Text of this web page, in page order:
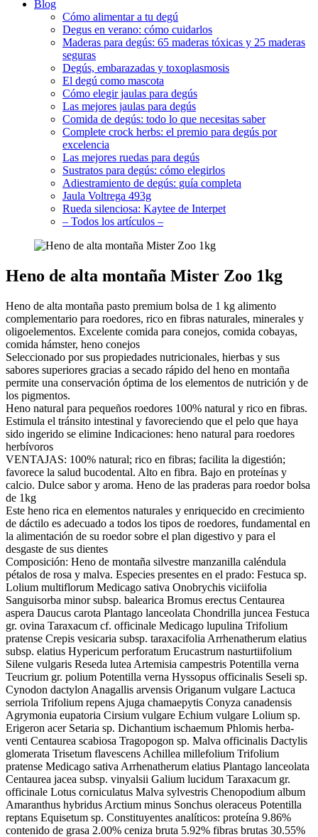
Blog
Cómo alimentar a tu degú
Degus en verano: cómo cuidarlos
Maderas para degús: 65 maderas tóxicas y 25 maderas
seguras
Degús, embarazadas y toxoplasmosis
El degú como mascota
Cómo elegir jaulas para degús
Las mejores jaulas para degús
Comida de degús: todo lo que necesitas saber
Complete crock herbs: el premio para degús por
excelencia
Las mejores ruedas para degús
Sustratos para degús: cómo elegirlos
Adiestramiento de degús: guía completa
Jaula Voltrega 493g
Rueda silenciosa: Kaytee de Interpet
– Todos los artículos –
Heno de alta montaña Mister Zoo 1kg
Heno de alta montaña pasto premium bolsa de 1 kg alimento
complementario para roedores, rico en fibras naturales, minerales y
oligoelementos. Excelente comida para conejos, comida cobayas,
comida hámster, heno conejos
Seleccionado por sus propiedades nutricionales, hierbas y sus
sabores superiores gracias a secado rápido del heno en montaña
permite una conservación óptima de los elementos de nutrición y de
los pigmentos.
Heno natural para pequeños roedores 100% natural y rico en fibras.
Estimula el tránsito intestinal y favoreciendo que el pelo que haya
sido ingerido se elimine Indicaciones: heno natural para roedores
herbívoros
VENTAJAS: 100% natural; rico en fibras; facilita la digestión;
favorece la salud bucodental. Alto en fibra. Bajo en proteínas y
calcio. Dulce sabor y aroma. Heno de las praderas para roedor bolsa
de 1kg
Este heno rica en elementos naturales y enriquecido en crecimiento
de dáctilo es adecuado a todos los tipos de roedores, fundamental en
la alimentación de su roedor sobre el plan digestivo y para el
desgaste de sus dientes
Composición: Heno de montaña silvestre manzanilla caléndula
pétalos de rosa y malva. Especies presentes en el prado: Festuca sp.
Lolium multiflorum Medicago sativa Onobrychis viciifolia
Sanguisorba minor subsp. balearica Bromus erectus Centaurea
aspera Daucus carota Plantago lanceolata Chondrilla juncea Festuca
gr. ovina Taraxacum cf. officinale Medicago lupulina Trifolium
pratense Crepis vesicaria subsp. taraxacifolia Arrhenatherum elatius
subsp. elatius Hypericum perforatum Erucastrum nasturtiifolium
Silene vulgaris Reseda lutea Artemisia campestris Potentilla verna
Teucrium gr. polium Potentilla verna Hyssopus officinalis Seseli sp.
Cynodon dactylon Anagallis arvensis Origanum vulgare Lactuca
serriola Trifolium repens Ajuga chamaepytis Conyza canadensis
Agrymonia eupatoria Cirsium vulgare Echium vulgare Lolium sp.
Erigeron acer Setaria sp. Dichantium ischaemum Phlomis herba-
venti Centaurea scabiosa Tragopogon sp. Malva officinalis Dactylis
glomerata Trisetum flavescens Achillea millefolium Trifolium
pratense Medicago sativa Arrhenatherum elatius Plantago lanceolata
Centaurea jacea subsp. vinyalsii Galium lucidum Taraxacum gr.
officinale Lotus corniculatus Malva sylvestris Chenopodium album
Amaranthus hybridus Arctium minus Sonchus oleraceus Potentilla
reptans Equisetum sp. Constituyentes analíticos: proteína 9.86%
contenido de grasa 2.00% ceniza bruta 5.92% fibras brutas 30.55%